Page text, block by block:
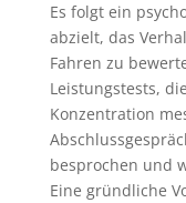
Es folgt ein
abzielt, das
Fahren zu
Leistungstests,
Konzentration
besprochen und
Eine gründliche